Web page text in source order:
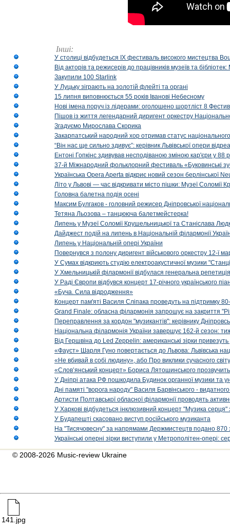
Інші:
У столиці відбудеться IX фестиваль високого мистецтва
Від акторів та режисерів до працівників музеїв та
Закупили 100 Starlink
У Луцьку зіграють на золотій флейті та органі
15 липня виповнюється 55 років Іванові Небесному
Нові імена поруч із лідерами: оголошено шортліст 8
Пішов із життя легендарний диригент оркестру
Згадуємо Мирослава Скорика
Закарпатський народний хор отримав статус національного
“Він нас ще сильно здивує”: керівник Львівської опери
Ентоні Гопкінс здивував несподіваною зміною кар'єри у 88
37-й Міжнародний фольклорний фестиваль «Буковинські
Українська Opera Aperta відкриє новий сезон берлінської
Літо у Львові — час відкривати місто пішки: Музеї Соломії
Головна балетна подія осені
Максим Булгаков - головний режисер Дніпровської
Тетяна Льозова – танцююча балетмейстерка!
Липень у Музеї Соломії Крушельницької та Станіслава
Дайджест подій на липень в Національній філармонії
Липень у Національній опері України
Повернувся з полону диригент військового оркестру 12-ї
У Сумах відкриють студію електроакустичної музики
У Хмельницькій філармонії відбулася генеральна
У Раді Європи відбувся концерт 17-річного українського
«Буча. Сила відродження»
Концерт пам'яті Василя Сліпака проведуть на підтримку
Grand Finale: обласна філармонія запрошує на закриття
Переправлення за кордон "музикантів": керівнику
Національна філармонія України завершує 162-й сезон:
Від Гершвіна до Led Zeppelin: американські зірки
«Фауст» Шарля Гуно повертається до Львова: Львівська
«Не вбивай в собі людину», або Про виклики сучасного світу
«Слов’янський концерт» Бориса Лятошинського
У Дніпрі атака РФ пошкодила Будинок органної музики та
Дні памяті "ворога народу" Василя Барвінського -
Артисти Полтавської обласної філармонії проводять
У Харкові відбудеться інклюзивний концерт "Музика
У Будапешті скасовано виступ російського музиканта
На "Тисячовесну" за напрямами Держмистецтв подано 870
Українські оперні зірки виступили у Метрополітен-опері:
© 2008-2026 Music-review Ukraine
141.jpg